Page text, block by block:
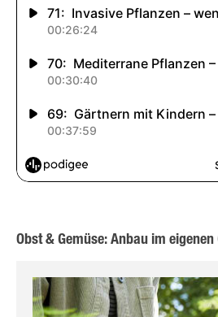
Obst & Gemüse: Anbau im eigenen